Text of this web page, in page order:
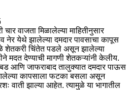
वाजता मिळालेल्या माहितीनुसार
नेर येथे झालेल्या दमदार पावसाचा कापूस
शेतकरी चिंतेत पडले असून झालेल्या
मदत देण्याची मागणी शेतकऱ्यांनी केलीय.
आणि जाफराबाद तालुक्यात दमदार पाऊस
कापसाला फटका बसला असून
वाती झाल्या आहेत. त्यामुळे या भागातील